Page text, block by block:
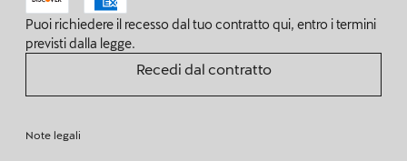
Puoi richiedere il recesso dal tuo contratto qui, entro i termini
previsti dalla legge.
Recedi dal contratto
Note legali